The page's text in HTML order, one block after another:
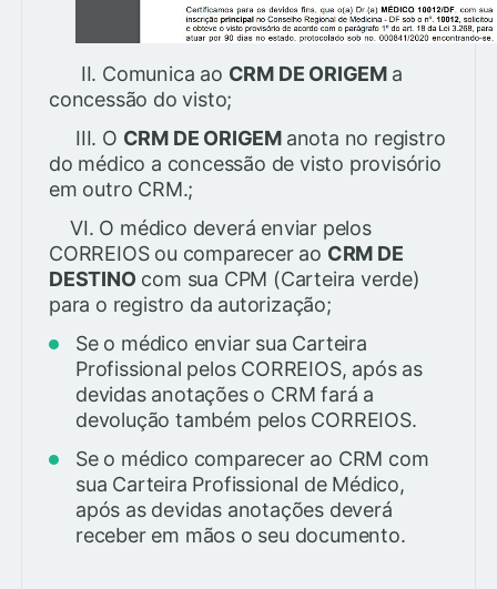
II. Comunica ao CRM DE ORIGEM a
concessão do visto;
III. O CRM DE ORIGEM anota no registro
do médico a concessão de visto provisório
em outro CRM.;
VI. O médico deverá enviar pelos
CORREIOS ou comparecer ao CRM DE
DESTINO com sua CPM (Carteira verde)
para o registro da autorização;
Se o médico enviar sua Carteira
Profissional pelos CORREIOS, após as
devidas anotações o CRM fará a
devolução também pelos CORREIOS.
Se o médico comparecer ao CRM com
sua Carteira Profissional de Médico,
após as devidas anotações deverá
receber em mãos o seu documento.